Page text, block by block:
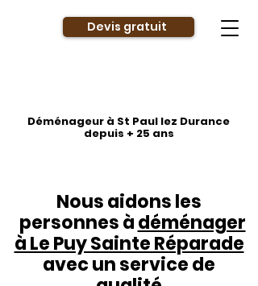
Devis gratuit
Déménageur à St Paul lez Durance
depuis + 25 ans
Nous aidons les
personnes àdéménager
à Le Puy Sainte Réparade
avec un service de